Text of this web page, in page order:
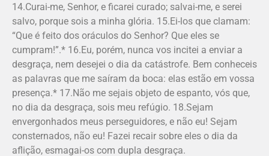
14.Curai-me, Senhor, e ficarei curado; salvai-me, e serei
salvo, porque sois a minha glória. 15.Ei-los que clamam:
“Que é feito dos oráculos do Senhor? Que eles se
cumpram!”.* 16.Eu, porém, nunca vos incitei a enviar a
desgraça, nem desejei o dia da catástrofe. Bem conheceis
as palavras que me saíram da boca: elas estão em vossa
presença.* 17.Não me sejais objeto de espanto, vós que,
no dia da desgraça, sois meu refúgio. 18.Sejam
envergonhados meus perseguidores, e não eu! Sejam
consternados, não eu! Fazei recair sobre eles o dia da
aflição, esmagai-os com dupla desgraça.